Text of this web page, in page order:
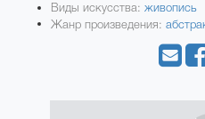
Виды искусства:живопись
Жанр произведения: